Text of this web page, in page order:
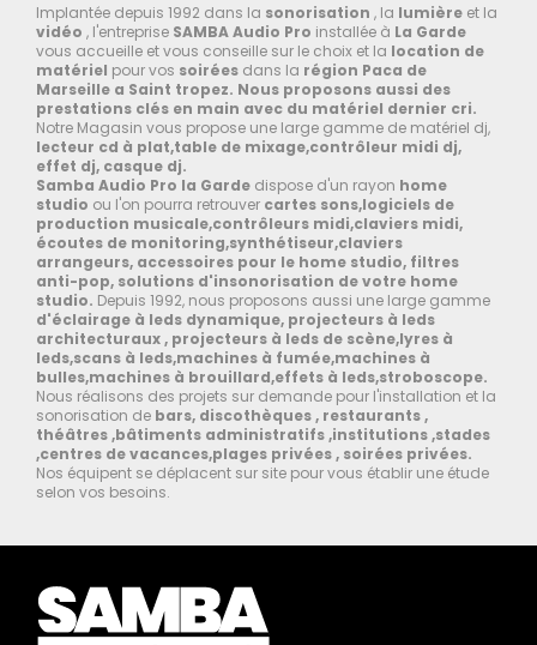
Implantée depuis 1992 dans la sonorisation , la lumière et la
vidéo , l'entreprise SAMBAAudio Pro installée à La Garde
vous accueille et vous conseille sur le choix et la location de
matériel pour vos soirées dans la région Paca de
Marseille a Saint tropez. Nous proposons aussi des
prestations clés en main avec du matériel dernier cri.
Notre Magasin vous propose une large gamme de matériel dj,
lecteur cd à plat,table de mixage,contrôleur midi dj,
effet dj, casque dj.
Samba Audio Pro la Garde dispose d'un rayon home
studio ou l'on pourra retrouver cartes sons,logiciels de
production musicale,contrôleurs midi,claviers midi,
écoutes de monitoring,synthétiseur,claviers
arrangeurs, accessoires pour le home studio, filtres
anti-pop, solutions d'insonorisation de votre home
studio. Depuis 1992, nous proposons aussi une large gamme
d'éclairage à leds dynamique, projecteurs à leds
architecturaux , projecteurs à leds de scène,lyres à
leds,scans à leds,machines à fumée,machines à
bulles,machines à brouillard,effets à leds,stroboscope.
Nous réalisons des projets sur demande pour l'installation et la
sonorisation de bars, discothèques , restaurants ,
théâtres ,bâtiments administratifs ,institutions ,stades
,centres de vacances,plages privées , soirées privées.
Nos équipent se déplacent sur site pour vous établir une étude
selon vos besoins.